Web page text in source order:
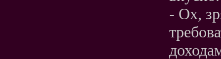
- Ох,